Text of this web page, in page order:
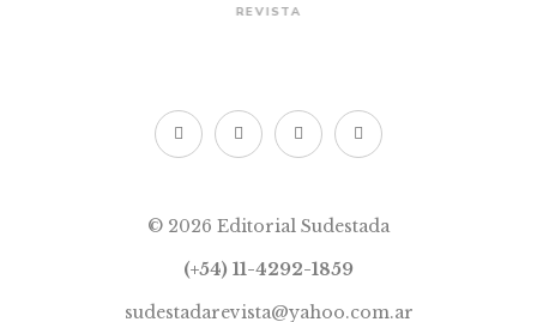
REVISTA
© 2026 Editorial Sudestada
(+54) 11-4292-1859
sudestadarevista@yahoo.com.ar